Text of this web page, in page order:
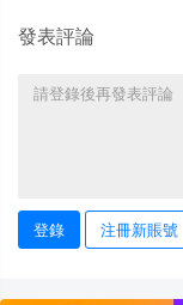
發表評論
登錄 注冊新賬號